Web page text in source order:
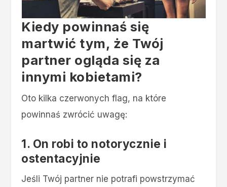
Kiedy powinnaś się
martwić tym, że Twój
partner ogląda się za
innymi kobietami?
Oto kilka czerwonych flag, na które
powinnaś zwrócić uwagę:
1. On robi to notorycznie i
ostentacyjnie
Jeśli Twój partner nie potrafi powstrzymać